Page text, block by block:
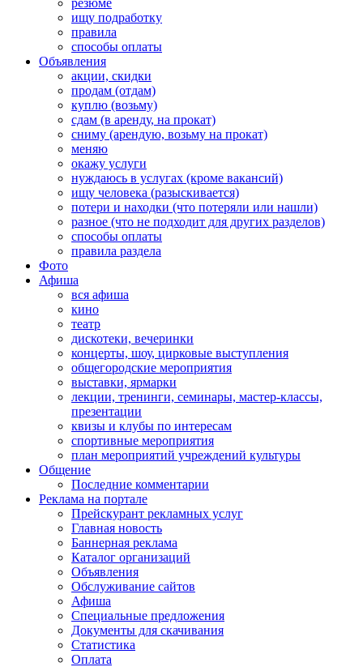
резюме
ищу подработку
правила
способы оплаты
Объявления
акции, скидки
продам (отдам)
куплю (возьму)
сдам (в аренду, на прокат)
сниму (арендую, возьму на прокат)
меняю
окажу услуги
нуждаюсь в услугах (кроме вакансий)
ищу человека (разыскивается)
потери и находки (что потеряли или нашли)
разное (что не подходит для других разделов)
способы оплаты
правила раздела
Фото
Афиша
вся афиша
кино
театр
дискотеки, вечеринки
концерты, шоу, цирковые выступления
общегородские мероприятия
выставки, ярмарки
лекции, тренинги, семинары, мастер-классы,
презентации
квизы и клубы по интересам
спортивные мероприятия
план мероприятий учреждений культуры
Общение
Последние комментарии
Реклама на портале
Прейскурант рекламных услуг
Главная новость
Баннерная реклама
Каталог организаций
Объявления
Обслуживание сайтов
Афиша
Специальные предложения
Документы для скачивания
Статистика
Оплата